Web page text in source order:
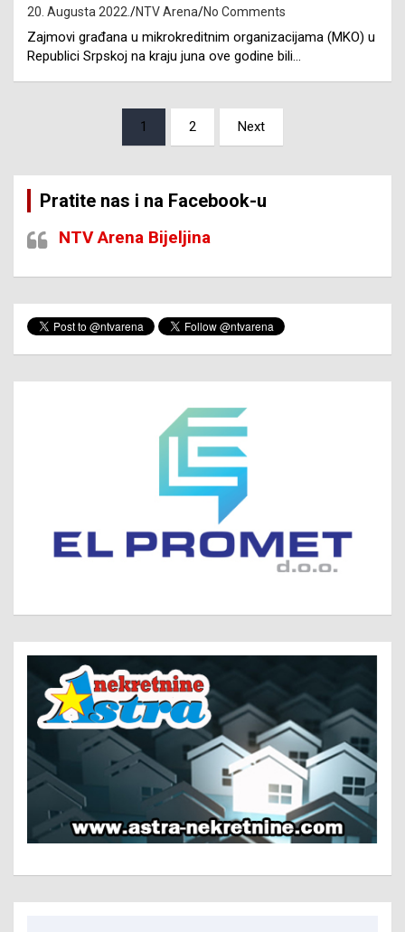
20. Augusta 2022. NTV Arena No Comments
Zajmovi građana u mikrokreditnim organizacijama (MKO) u
Republici Srpskoj na kraju juna ove godine bili…
1 2 Next
Pratite nas i na Facebook-u
NTV Arena Bijeljina